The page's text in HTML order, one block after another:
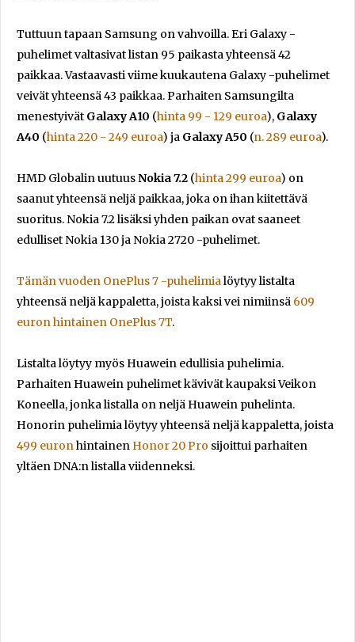
Tuttuun tapaan Samsung on vahvoilla. Eri Galaxy -
puhelimet valtasivat listan 95 paikasta yhteensä 42
paikkaa. Vastaavasti viime kuukautena Galaxy -puhelimet
veivät yhteensä 43 paikkaa. Parhaiten Samsungilta
menestyivät Galaxy A10 (hinta 99 - 129 euroa), Galaxy
A40 (hinta 220 - 249 euroa) ja Galaxy A50 (n. 289 euroa).
HMD Globalin uutuusNokia 7.2 (hinta 299 euroa) on
saanut yhteensä neljä paikkaa, joka on ihan kiitettävä
suoritus. Nokia 7.2 lisäksi yhden paikan ovat saaneet
edulliset Nokia 130 ja Nokia 2720 -puhelimet.
Tämän vuoden OnePlus 7 -puhelimialöytyy listalta
yhteensä neljä kappaletta, joista kaksi vei nimiinsä 609
euron hintainen OnePlus 7T.
Listalta löytyy myös Huawein edullisia puhelimia.
Parhaiten Huawein puhelimet kävivät kaupaksi Veikon
Koneella, jonka listalla on neljä Huawein puhelinta.
Honorin puhelimia löytyy yhteensä neljä kappaletta, joista
499 euronhintainen Honor 20 Pro sijoittui parhaiten
yltäen DNA:n listalla viidenneksi.